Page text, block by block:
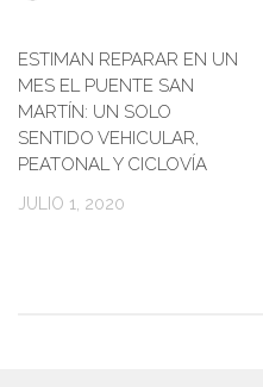
ESTIMAN REPARAR EN UN
MES EL PUENTE SAN
MARTÍN: UN SOLO
SENTIDO VEHICULAR,
PEATONAL Y CICLOVÍA
JULIO 1, 2020